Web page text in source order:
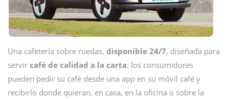
Una cafetería sobre ruedas, disponible 24/7, diseñada para
servir café de calidad a la carta: los consumidores
pueden pedir su café desde una app en su móvil café y
recibirlo donde quieran, en casa, en la oficina o sobre la